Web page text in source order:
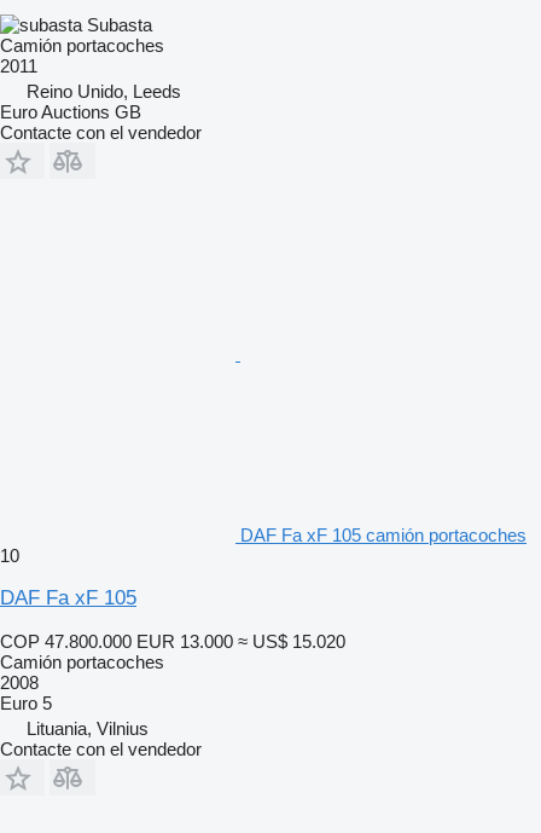
Subasta
Camión portacoches
2011
Reino Unido, Leeds
Euro Auctions GB
Contacte con el vendedor
DAF Fa xF 105 camión portacoches
10
DAF Fa xF 105
COP 47.800.000 EUR 13.000 ≈ US$ 15.020
Camión portacoches
2008
Euro 5
Lituania, Vilnius
Contacte con el vendedor